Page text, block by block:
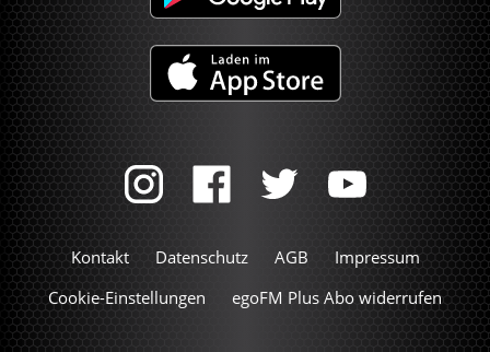
Kontakt Datenschutz AGB
Impressum
Cookie-Einstellungen
egoFM Plus Abo widerrufen